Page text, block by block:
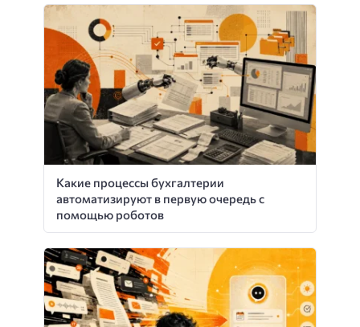
Какие процессы бухгалтерии
автоматизируют в первую очередь с
помощью роботов